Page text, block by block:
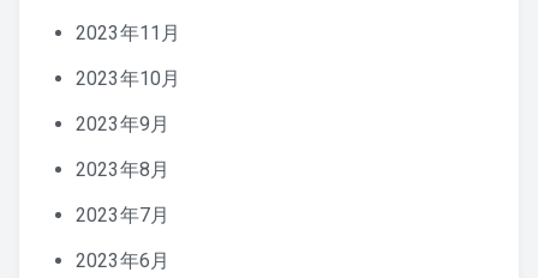
2023年11月
2023年10月
2023年9月
2023年8月
2023年7月
2023年6月